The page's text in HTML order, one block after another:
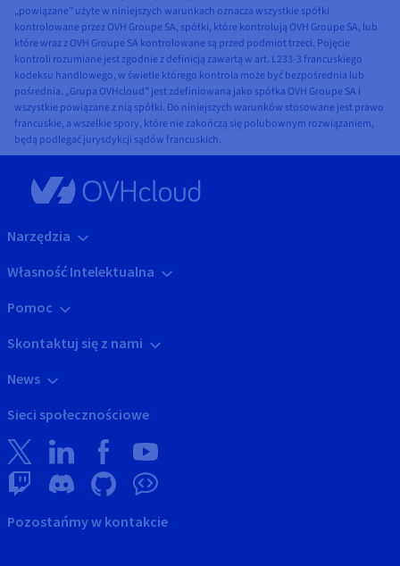
„powiązane” użyte w niniejszych warunkach oznacza wszystkie spółki
kontrolowane przez OVH Groupe SA, spółki, które kontrolują OVH Groupe SA, lub
które wraz z OVH Groupe SA kontrolowane są przed podmiot trzeci. Pojęcie
kontroli rozumiane jest zgodnie z definicją zawartą w art. L233-3 francuskiego
kodeksu handlowego, w świetle którego kontrola może być bezpośrednia lub
pośrednia. „Grupa OVHcloud” jest zdefiniowana jako spółka OVH Groupe SA i
wszystkie powiązane z nią spółki. Do niniejszych warunków stosowane jest prawo
francuskie, a wszelkie spory, które nie zakończą się polubownym rozwiązaniem,
będą podlegać jurysdykcji sądów francuskich.
Narzędzia
Własność Intelektualna
Pomoc
Skontaktuj się z nami
News
Sieci społecznościowe
Pozostańmy w kontakcie